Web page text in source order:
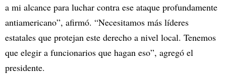
a mi alcance para luchar contra ese ataque profundamente
antiamericano”, afirmó. “Necesitamos más líderes
estatales que protejan este derecho a nivel local. Tenemos
que elegir a funcionarios que hagan eso”, agregó el
presidente.